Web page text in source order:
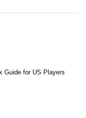
Guide for US Players